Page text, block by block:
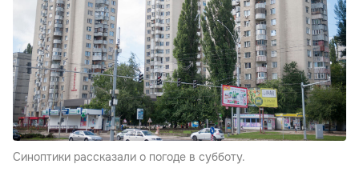
Синоптики рассказали о погоде в субботу.